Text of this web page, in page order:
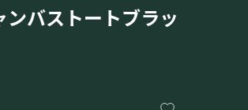
バストートブラッ